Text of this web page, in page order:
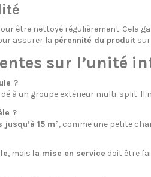
être nettoyé régulièrement. Cela
assurer la pérennité du produitsur
sur l’unité
?
à un groupe extérieur multi-split.
?
jusqu’à 15 m², comme une petite
, mais la mise en service doit être